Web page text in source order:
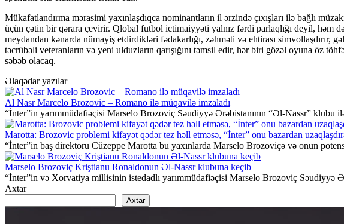
Mükafatlandırma mərasimi yaxınlaşdıqca nominantların il ərzində çıxışları ilə bağlı
üçün çətin bir qərara çevirir. Qlobal futbol ictimaiyyəti yalnız fərdi parlaqlığı deyil, həm
meydandan kənarda nümayiş etdirdikləri fədakarlığı, zəhməti və ehtirası
təcrübəli veteranların və yeni ulduzların qarışığını təmsil edir, hər biri gözəl oyuna öz
səbəb olacaq.
Əlaqədar yazılar
Al Nasr Marcelo Brozovic – Romano ilə müqavilə imzaladı
“İnter”in yarımmüdafiəçisi Marselo Brozoviç Səudiyyə Ərəbistanının “Əl-Nassr” klubu
Marotta: Brozovic problemi kifayət qədər tez həll etməsə, “İnter” onu bazardan
“İnter”in baş direktoru Cüzeppe Marotta bu yaxınlarda Marselo Brozoviçə və onun
Marselo Brozoviç Kriştianu Ronaldonun Əl-Nassr klubuna keçib
“İnter”in və Xorvatiya millisinin istedadlı yarımmüdafiəçisi Marselo Brozoviç Səudiyyə
Axtar
Axtar